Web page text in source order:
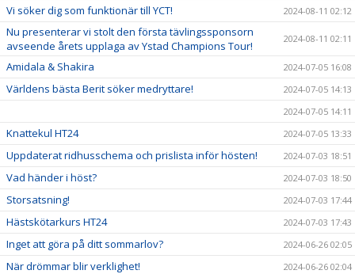
Vi söker dig som funktionär till YCT! 2024-08-11 02:12
Nu presenterar vi stolt den första tävlingssponsorn
avseende årets upplaga av Ystad Champions Tour!
2024-08-11 02:11
Amidala & Shakira 2024-07-05 16:08
Världens bästa Berit söker medryttare!
2024-07-05 14:13
2024-07-05 14:11
Knattekul HT24 2024-07-05 13:33
Uppdaterat ridhusschema och prislista inför hösten! 2024-07-03 18:51
Vad händer i höst? 2024-07-03 18:50
Storsatsning! 2024-07-03 17:44
Hästskötarkurs HT24 2024-07-03 17:43
Inget att göra på ditt sommarlov? 2024-06-26 02:05
När drömmar blir verklighet! 2024-06-26 02:04